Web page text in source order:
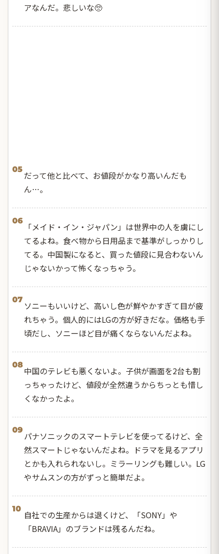
アなんだ。悲しいな🥺
05
だって他と比べて、お値段がかなり高いんだも
ん…。
06
「メイド・イン・ジャパン」は世界中の人を虜にし
てるよね。食べ物から日用品まで基準がしっかりし
てる。中国製になると、買った値段に見合わないん
じゃないかって怖くなっちゃう。
07
ソニーもいいけど、高いし色が鮮やかすぎて目が疲
れちゃう。個人的にはLGの方が好きだな。価格も手
頃だし、ソニーほど目が痛くならないんだよね。
08
中国のテレビも悪くないよ。子供が画面を2台も割
っちゃったけど、値段が全然違うからちっとも惜し
くなかったよ。
09
パナソニックのスマートテレビを使ってるけど、全
然スマートじゃないんだよね。ドラマを見るアプリ
とかも入れられないし。ミラーリングも難しい。LG
やサムスンの方がずっと簡単だよ。
10
自社での生産からは退くけど、「SONY」や
「BRAVIA」のブランドは残るんだね。